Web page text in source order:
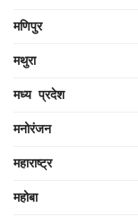
मणिपुर
मथुरा
मध्य प्रदेश
मनोरंजन
महाराष्ट्र
महोबा